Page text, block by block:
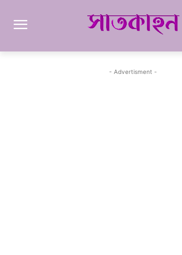
- Advertisment -